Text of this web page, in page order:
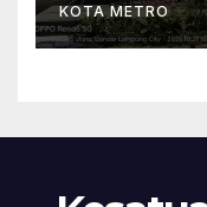
TAHUN
KOTA METRO